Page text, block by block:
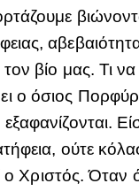
βίο μας. Τι
ο όσιος
ούτε
ο Χριστός.